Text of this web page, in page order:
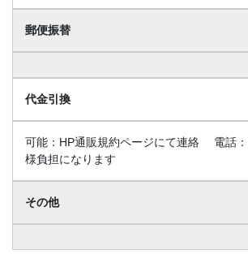
郵便振替
代金引換
可能：HP通販規約ページにて連絡 電話：
様負担になります
その他